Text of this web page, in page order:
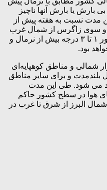
یا بارش آنها ناچیز
مدت نسبت به هفته پیش از
دو سوی زاگرس از شمال غرب
تا جنوب غرب و در جنوب شرق کشور ۱ تا ۳ درجه بیش از نرمال و
بود.
نوار شمالی و مناطق کوهپایه‌ای
بلندمدت و برای سایر مناطق
می شود. طی این مدت
۲ درجه ای دمای هوا در سطح کشور حاکم
البرز از شرق تا غرب در